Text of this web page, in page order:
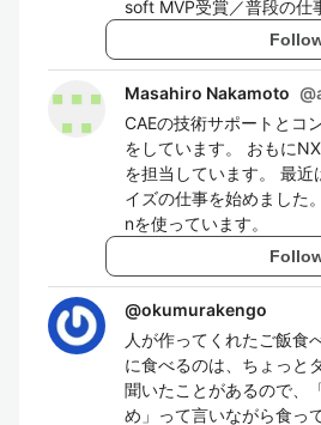
soft MVP受賞／普段の仕
Masahiro Nakamoto @
CAEの技術サポートとコ
をしています。 おもに
を担当しています。 最近
イズの仕事を始めました
nを使っています。
@okumurakengo
人が作ってくれたご飯食
に食べるのは、ちょっと
聞いたことがあるので、
め」って言いながら食っ